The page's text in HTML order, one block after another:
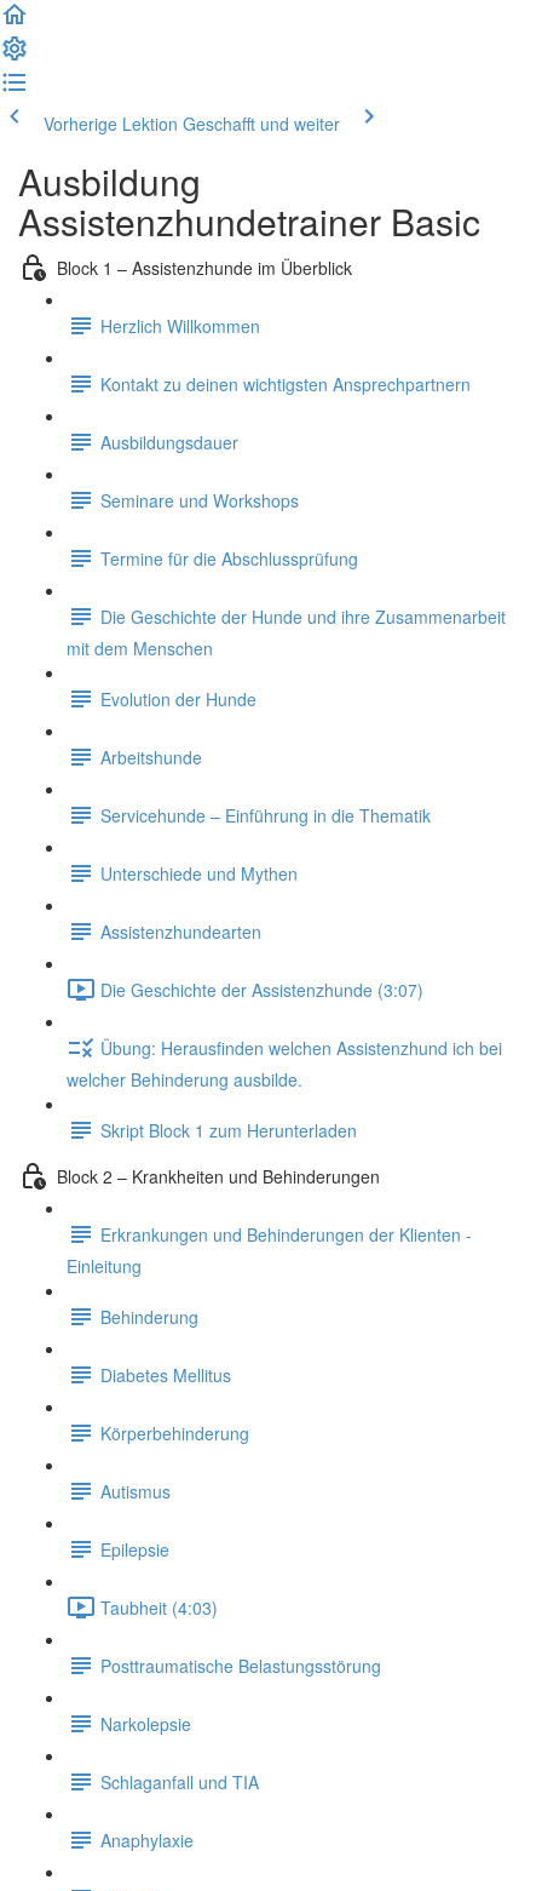
Vorherige Lektion Geschafft und weiter
Ausbildung
Assistenzhundetrainer Basic
Block 1 – Assistenzhunde im Überblick
Herzlich Willkommen
Kontakt zu deinen wichtigsten Ansprechpartnern
Ausbildungsdauer
Seminare und Workshops
Termine für die Abschlussprüfung
Die Geschichte der Hunde und ihre Zusammenarbeit
mit dem Menschen
Evolution der Hunde
Arbeitshunde
Servicehunde – Einführung in die Thematik
Unterschiede und Mythen
Assistenzhundearten
Die Geschichte der Assistenzhunde (3:07)
Übung: Herausfinden welchen Assistenzhund ich bei
welcher Behinderung ausbilde.
Skript Block 1 zum Herunterladen
Block 2 – Krankheiten und Behinderungen
Erkrankungen und Behinderungen der Klienten -
Einleitung
Behinderung
Diabetes Mellitus
Körperbehinderung
Autismus
Epilepsie
Taubheit (4:03)
Posttraumatische Belastungsstörung
Narkolepsie
Schlaganfall und TIA
Anaphylaxie